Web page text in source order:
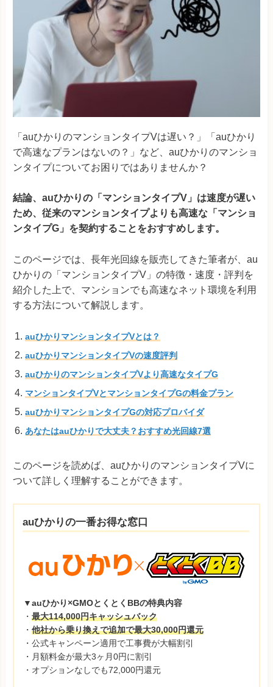
「auひかりのマンションタイプVは遅い？」「auひかり
で高速なプランはないの？」など、auひかりのマンショ
ンタイプについてお困りではありませんか？
結論、auひかりの「マンションタイプV」は速度が遅い
ため、従来のマンションタイプよりも高速な「マンショ
ンタイプG」を契約することをおすすめします。
このページでは、長年光回線を販売してきた筆者が、au
ひかりの「マンションタイプV」の特徴・速度・評判を
紹介した上で、マンションでも高速なネット環境を利用
する方法について解説します。
auひかりマンションタイプVとは？
auひかりマンションタイプVの速度評判
auひかりのマンションタイプVより高速なタイプG
マンションタイプVとマンションタイプGの料金プラン
auひかりマンションタイプGの対応プロバイダ
あなたはauひかりで大丈夫？おすすめ光回線7選
このページを読めば、auひかりのマンションタイプVに
ついて詳しく理解することができます。
auひかりの一番お得な窓口
▼auひかり×GMOとくとくBBの特典内容
・ 最大114,000円キャッシュバック
・ 他社から乗り換えで追加で最大30,000円還元
・公式キャンペーン適用で工事費が大幅割引
・月額料金が最大3ヶ月0円に割引
・オプションなしでも72,000円還元